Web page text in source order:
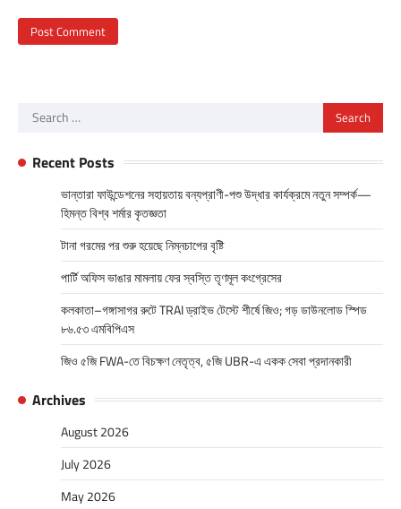
Search
Recent Posts
ভান্তারা ফাউন্ডেশনের সহায়তায় বন্যপ্রাণী-পশু উদ্ধার কার্যক্রমে নতুন সম্পর্ক—
হিমন্ত বিশ্ব শর্মার কৃতজ্ঞতা
টানা গরমের পর শুরু হয়েছে নিম্নচাপের বৃষ্টি
পার্টি অফিস ভাঙার মামলায় ফের স্বস্তি তৃণমূল কংগ্রেসের
কলকাতা–গঙ্গাসাগর রুটে TRAI ড্রাইভ টেস্টে শীর্ষে জিও; গড় ডাউনলোড স্পিড
৮৬.৫৩ এমবিপিএস
জিও ৫জি FWA-তে বিচক্ষণ নেতৃত্ব, ৫জি UBR-এ একক সেবা প্রদানকারী
Archives
August 2026
July 2026
May 2026